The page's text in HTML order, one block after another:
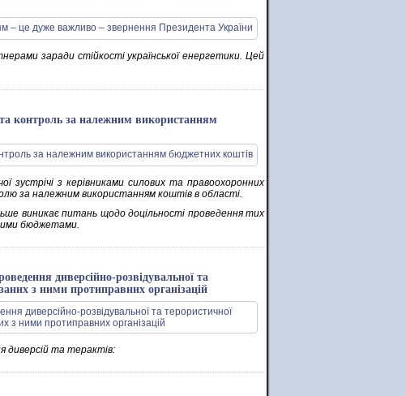
заради стійкості української енергетики. Цей
контроль за належним використанням
з керівниками силових та правоохоронних
за належним використанням коштів в області.
виникає питань щодо доцільності проведення тих
бюджетами.
диверсійно-розвідувальної та
з ними протиправних організацій
диверсій та терактів: